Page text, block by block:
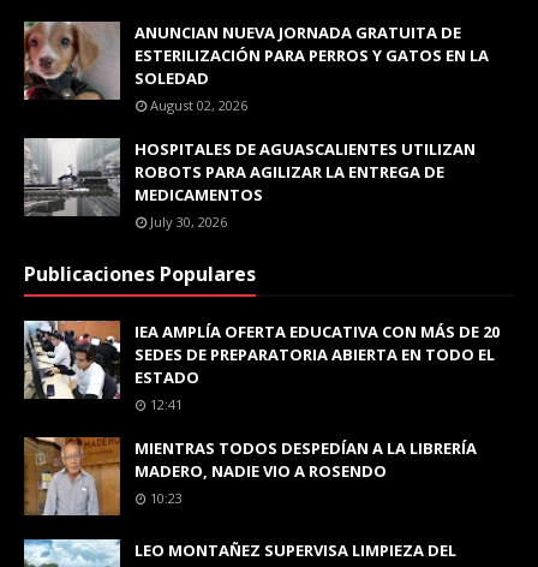
ANUNCIAN NUEVA JORNADA GRATUITA DE
ESTERILIZACIÓN PARA PERROS Y GATOS EN LA
SOLEDAD
August 02, 2026
HOSPITALES DE AGUASCALIENTES UTILIZAN
ROBOTS PARA AGILIZAR LA ENTREGA DE
MEDICAMENTOS
July 30, 2026
Publicaciones Populares
IEA AMPLÍA OFERTA EDUCATIVA CON MÁS DE 20
SEDES DE PREPARATORIA ABIERTA EN TODO EL
ESTADO
12:41
MIENTRAS TODOS DESPEDÍAN A LA LIBRERÍA
MADERO, NADIE VIO A ROSENDO
10:23
LEO MONTAÑEZ SUPERVISA LIMPIEZA DEL